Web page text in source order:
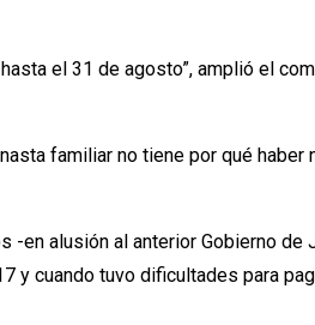
el 31 de agosto”, amplió el
familiar no tiene por qué haber
en alusión al anterior Gobierno de
y cuando tuvo dificultades para